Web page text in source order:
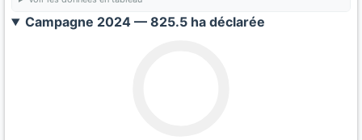
Campagne 2024 — 825.5 ha déclarée